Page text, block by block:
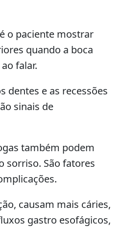
o paciente mostrar
quando a boca
falar.
dentes e as recessões
sinais de
também podem
sorriso. São fatores
causam mais cáries,
gastro esofágicos,